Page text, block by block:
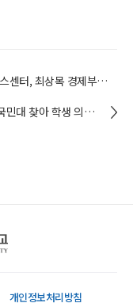
국민대 미래자동차사업단 · 대학일자리플러스센터, 최상목 경제부총리 방문
‘천원의 아침밥’ 사업 시행 1주년 맞은 성북구, 국민대 찾아 학생 의견 청취
개인정보처리방침